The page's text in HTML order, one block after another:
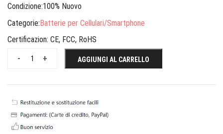
Condizione:100% Nuovo
Categorie:Batterie per Cellulari/Smartphone
Certificazion: CE, FCC, RoHS
+
- AGGIUNGI AL CARRELLO